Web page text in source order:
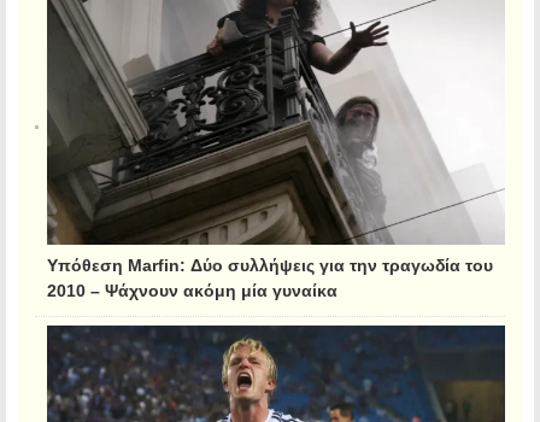
Υπόθεση Marfin: Δύο συλλήψεις για την τραγωδία του
2010 – Ψάχνουν ακόμη μία γυναίκα